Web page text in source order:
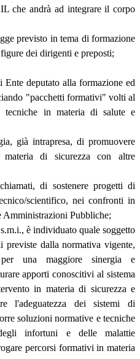
che andrà ad integrare il corpo
previsto in tema di formazione
dei dirigenti e preposti;
deputato alla formazione ed
"pacchetti formativi" volti al
tecniche in materia di salute e
già intrapresa, di promuovere
di sicurezza con altre
di sostenere progetti di
scientifico, nei confronti in
Amministrazioni Pubbliche;
è individuato quale soggetto
dalla normativa vigente,
una maggiore sinergia e
apporti conoscitivi al sistema
in materia di sicurezza e
l'adeguatezza dei sistemi di
soluzioni normative e tecniche
infortuni e delle malattie
percorsi formativi in materia